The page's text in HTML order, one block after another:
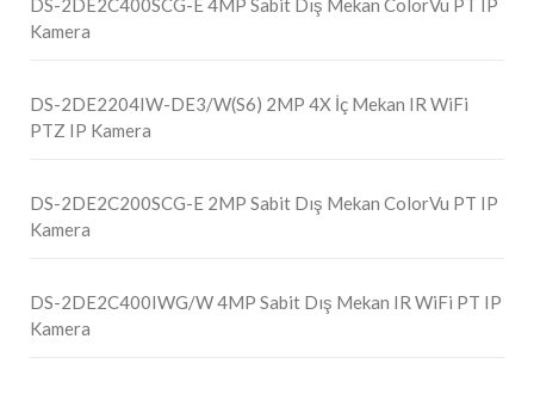
DS-2DE2C400SCG-E 4MP Sabit Dış Mekan ColorVu PT IP
Kamera
DS-2DE2204IW-DE3/W(S6) 2MP 4X İç Mekan IR WiFi
PTZ IP Kamera
DS-2DE2C200SCG-E 2MP Sabit Dış Mekan ColorVu PT IP
Kamera
DS-2DE2C400IWG/W 4MP Sabit Dış Mekan IR WiFi PT IP
Kamera